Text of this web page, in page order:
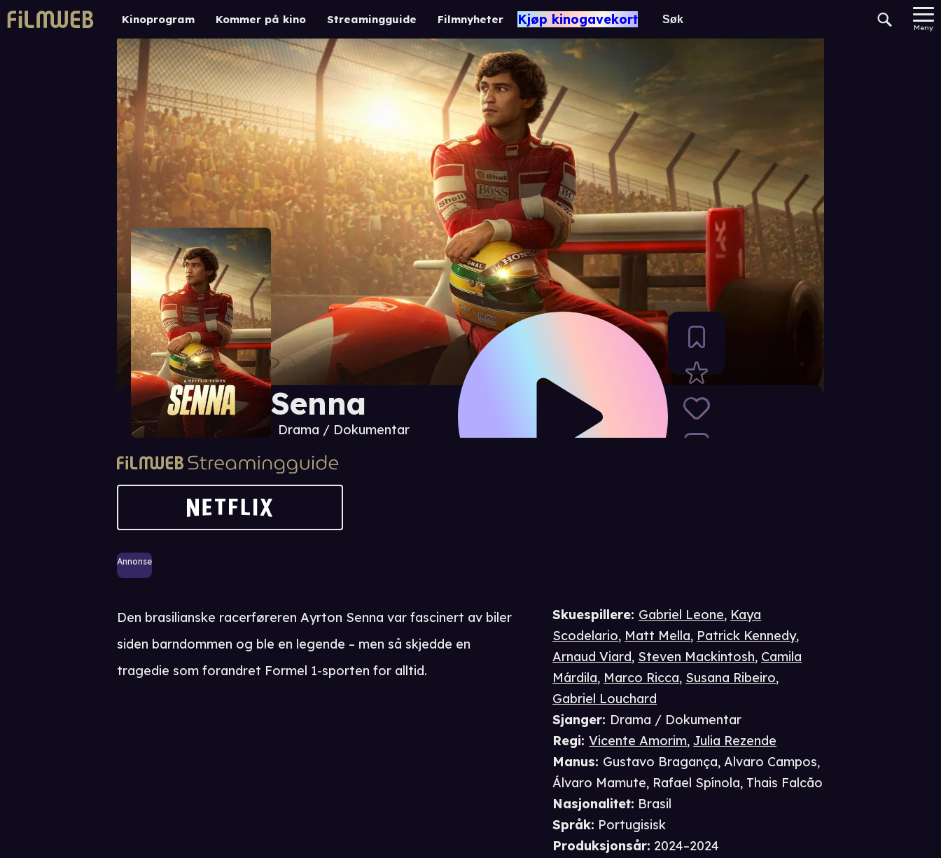
Kinoprogram Kommer på kino Streamingguide Filmnyheter Kjøp kinogavekort
Meny
Senna
Drama / Dokumentar
Annonse
Skuespillere: Gabriel Leone, Kaya
Scodelario, Matt Mella, Patrick Kennedy,
Arnaud Viard, Steven Mackintosh, Camila
Márdila, Marco Ricca, Susana Ribeiro,
Gabriel Louchard
Sjanger: Drama / Dokumentar
Regi:Vicente Amorim,Julia Rezende
Manus: Gustavo Bragança,Alvaro Campos,
Álvaro Mamute, Rafael Spínola, Thais Falcão
Nasjonalitet: Brasil
Språk: Portugisisk
Produksjonsår: 2024–2024
Den brasilianske racerføreren Ayrton Senna var fascinert av biler
siden barndommen og ble en legende – men så skjedde en
tragedie som forandret Formel 1-sporten for alltid.